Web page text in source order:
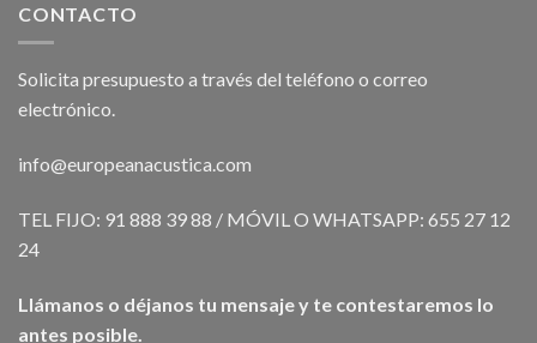
CONTACTO
Solicita presupuesto a través del teléfono o correo
electrónico.
info@europeanacustica.com
TEL FIJO: 91 888 39 88 / MÓVIL O WHATSAPP: 655 27 12
24
Llámanos o déjanos tu mensaje y te contestaremos lo
antes posible.